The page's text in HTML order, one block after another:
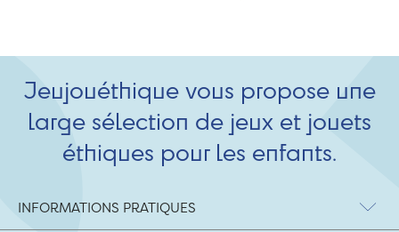
Jeujouéthique vous propose une
large sélection de jeux et jouets
éthiques pour les enfants.
INFORMATIONS PRATIQUES